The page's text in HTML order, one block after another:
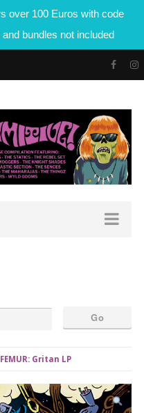
over 100 Euros with code
bundles not included
Gritan LP